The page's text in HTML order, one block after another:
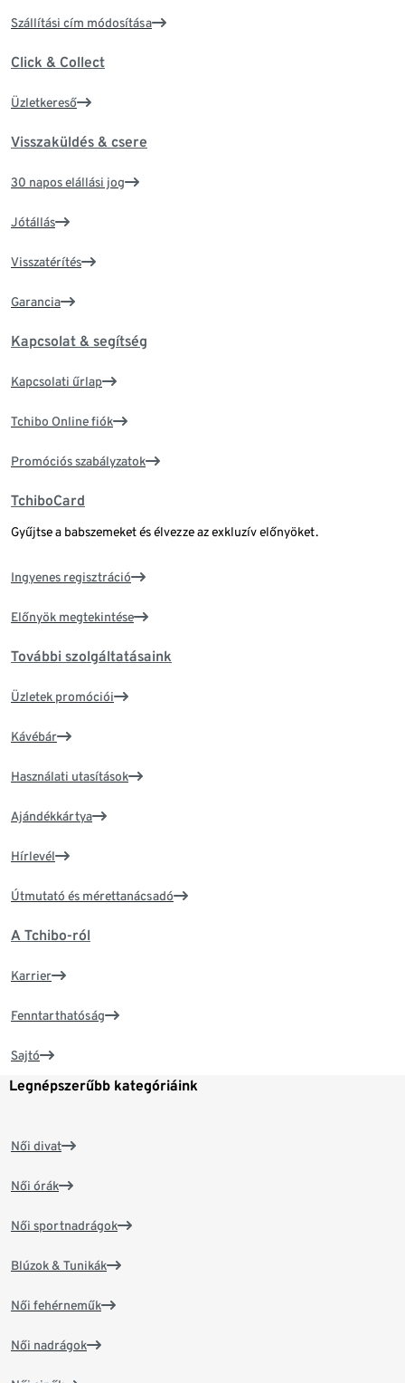
Szállítási cím módosítása
Click & Collect
Üzletkereső
Visszaküldés & csere
30 napos elállási jog
Jótállás
Visszatérítés
Garancia
Kapcsolat & segítség
Kapcsolati űrlap
Tchibo Online fiók
Promóciós szabályzatok
TchiboCard
Gyűjtse a babszemeket és élvezze az exkluzív előnyöket.
Ingyenes regisztráció
Előnyök megtekintése
További szolgáltatásaink
Üzletek promóciói
Kávébár
Használati utasítások
Ajándékkártya
Hírlevél
Útmutató és mérettanácsadó
A Tchibo-ról
Karrier
Fenntarthatóság
Sajtó
Legnépszerűbb kategóriáink
Női divat
Női órák
Női sportnadrágok
Blúzok & Tunikák
Női fehérneműk
Női nadrágok